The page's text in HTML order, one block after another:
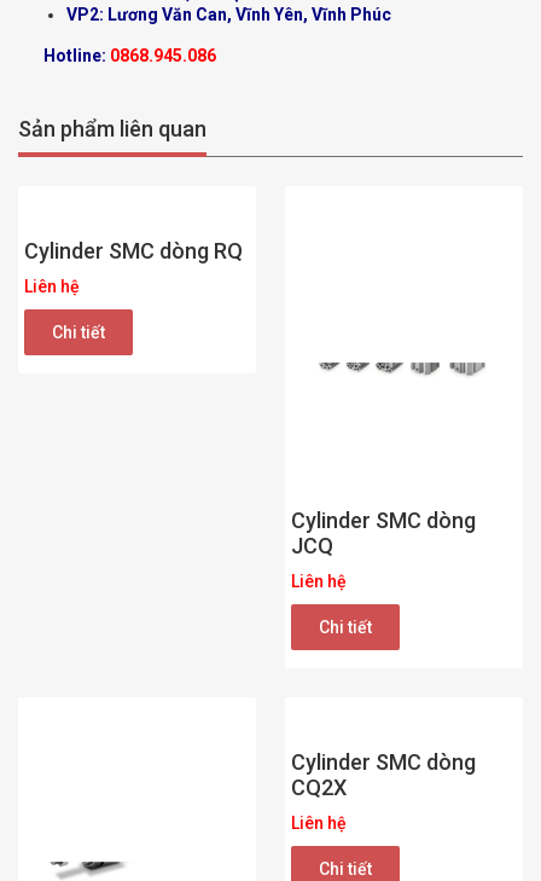
VP2: Lương Văn Can, Vĩnh Yên, Vĩnh Phúc
Hotline: 0868.945.086
Sản phẩm liên quan
Cylinder SMC dòng RQ
Liên hệ
Chi tiết
Cylinder SMC dòng
JCQ
Liên hệ
Chi tiết
Cylinder SMC dòng
CQ2X
Liên hệ
Chi tiết